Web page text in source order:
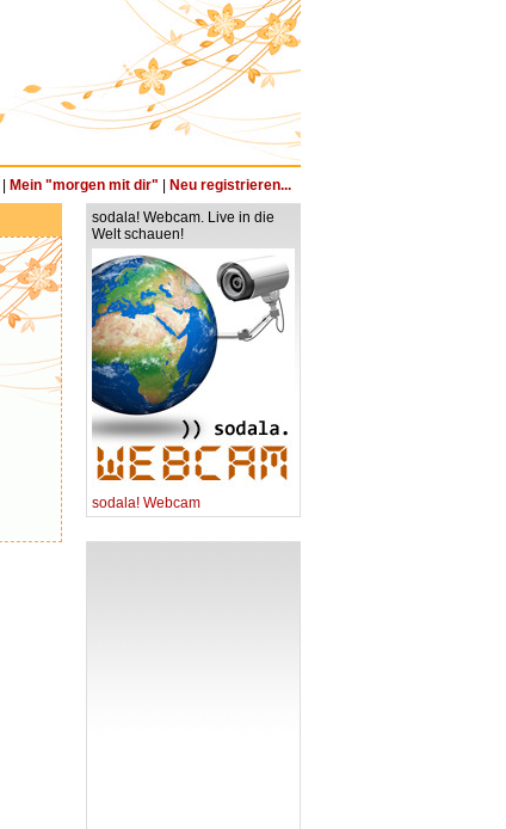
Mein "morgen mit dir" Neu registrieren...
sodala! Webcam. Live in die
Welt schauen!
sodala! Webcam